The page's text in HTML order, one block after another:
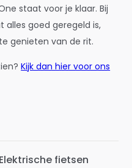
staat voor je klaar. Bij
alles goed geregeld is,
genieten van de rit.
Kijk dan hier voor ons
Elektrische fietsen